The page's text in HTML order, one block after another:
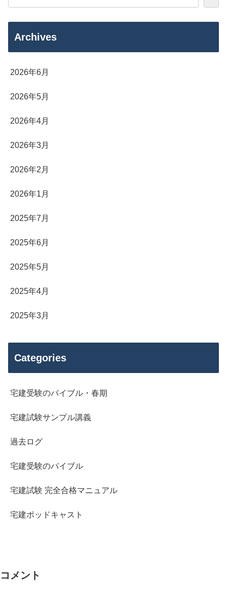
Archives
2026年6月
2026年5月
2026年4月
2026年3月
2026年2月
2026年1月
2025年7月
2025年6月
2025年5月
2025年4月
2025年3月
Categories
宅建受験のバイブル・春期
宅建試験サンプル講義
過去ログ
宅建受験のバイブル
宅建試験 完全合格マニュアル
宅建ポッドキャスト
コメント